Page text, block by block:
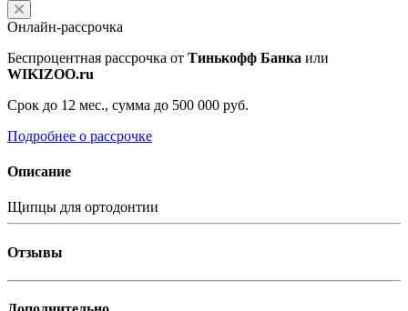
Онлайн-рассрочка
Беспроцентная рассрочка от Тинькофф Банка или
WIKIZOO.ru
Срок до 12 мес., сумма до 500 000 руб.
Подробнее о рассрочке
Описание
Щипцы для ортодонтии
Отзывы